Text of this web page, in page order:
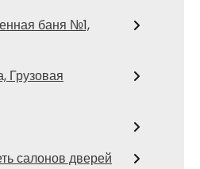
баня №1,
Грузовая
салонов дверей